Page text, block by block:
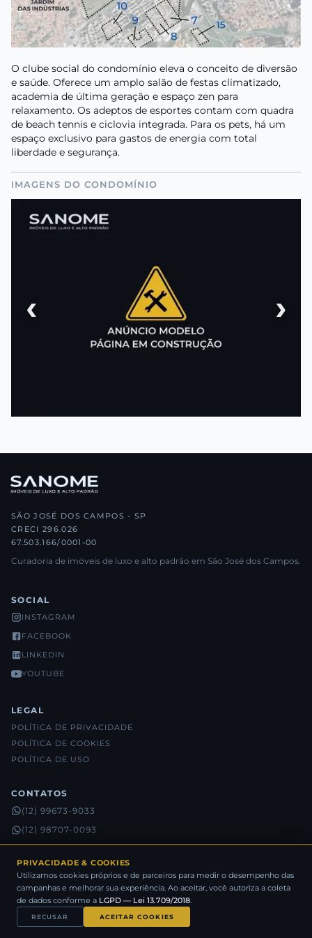
O clube social do condomínio eleva o conceito de diversão
e saúde. Oferece um amplo salão de festas climatizado,
academia de última geração e espaço zen para
relaxamento. Os adeptos de esportes contam com quadra
de beach tennis e ciclovia integrada. Para os pets, há um
espaço exclusivo para gastos de energia com total
liberdade e segurança.
IMAGENS DO CONDOMÍNIO
‹ ›
SÃO JOSÉ DOS CAMPOS - SP
CRECI 296.026
67.503.166/0001-00
Curadoria de imóveis de luxo e alto padrão em São José dos Campos.
SOCIAL
INSTAGRAM
FACEBOOK
LINKEDIN
YOUTUBE
LEGAL
POLÍTICA DE PRIVACIDADE
POLÍTICA DE COOKIES
POLÍTICA DE USO
CONTATOS
(12) 99673-9033
(12) 98707-0093
(12) 98815-5632
® SANOME NEGÓCIOS IMOBILIÁRIOS 2026 - TODOS OS DIREITOS
RESERVADOS
PRIVACIDADE & COOKIES
Utilizamos cookies próprios e de parceiros para medir o desempenho das
campanhas e melhorar sua experiência. Ao aceitar, você autoriza a coleta
de dados conforme a LGPD — Lei 13.709/2018.
RECUSAR ACEITAR COOKIES